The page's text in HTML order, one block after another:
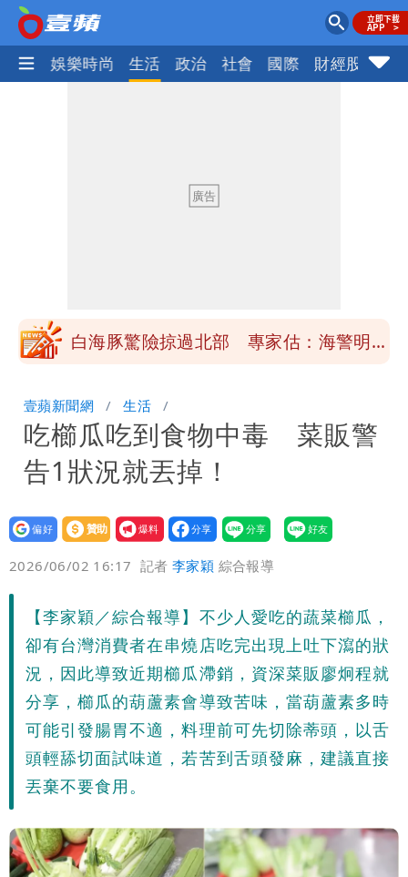
熱門 娛樂時尚 生活 政治 社會 國際 財經股市
「終於能交代」 捐500萬獎學金延續愛
白海豚颱風逼近！鄭明典示警「恐遇黑潮
砸重金再買一整桌卡盒
白海豚驚險掠過北部 專家估：海警明發
「終於能交代」 捐500萬獎學金延續愛
白海豚颱風逼近！鄭明典示警「恐遇黑潮
變強」 路徑分歧藏警訊：不利強度維持
壹蘋新聞網 生活
吃櫛瓜吃到食物中毒 菜販警
告1狀況就丟掉！
設為
贊助
我要
爆料
2026/06/02 16:17 記者李家穎 綜合報導
【李家穎／綜合報導】不少人愛吃的蔬菜櫛瓜，
卻有台灣消費者在串燒店吃完出現上吐下瀉的狀
況，因此導致近期櫛瓜滯銷，資深菜販廖炯程就
分享，櫛瓜的葫蘆素會導致苦味，當葫蘆素多時
可能引發腸胃不適，料理前可先切除蒂頭，以舌
頭輕舔切面試味道，若苦到舌頭發麻，建議直接
丟棄不要食用。